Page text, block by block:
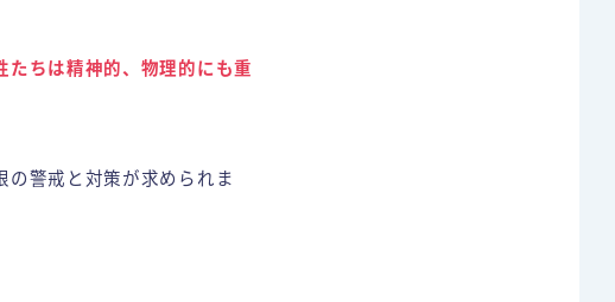
たちは精神的、物理的にも重
の警戒と対策が求められま